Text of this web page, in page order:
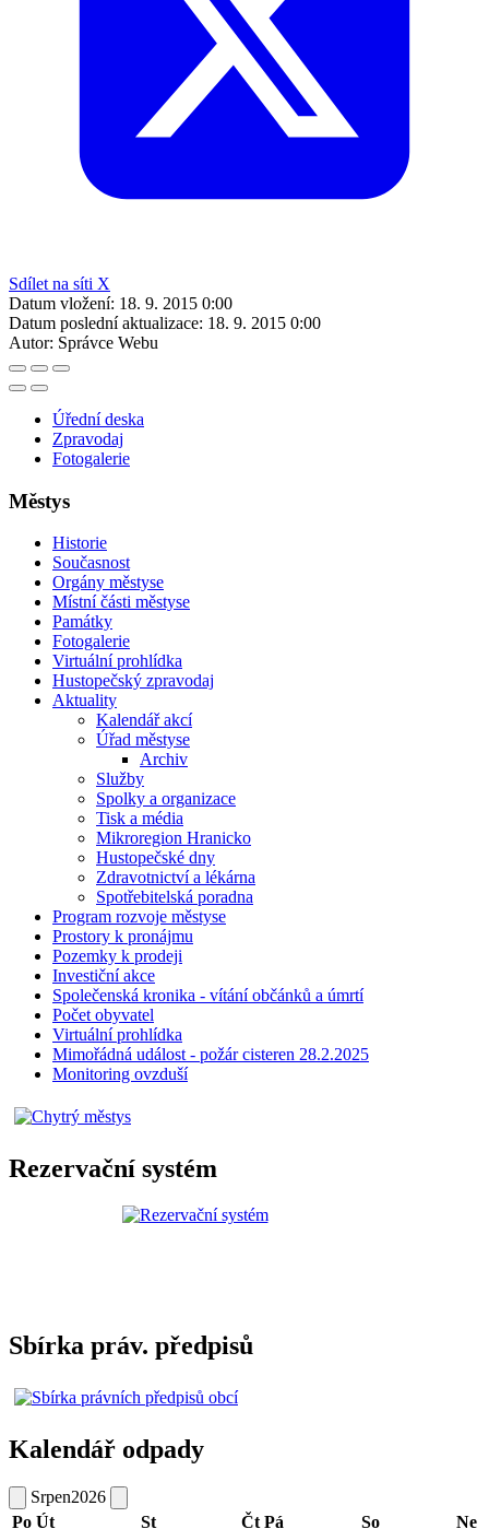
Sdílet na síti X
Datum vložení: 18. 9. 2015 0:00
Datum poslední aktualizace: 18. 9. 2015 0:00
Autor: Správce Webu
Úřední deska
Zpravodaj
Fotogalerie
Městys
Historie
Současnost
Orgány městyse
Místní části městyse
Památky
Fotogalerie
Virtuální prohlídka
Hustopečský zpravodaj
Aktuality
Kalendář akcí
Úřad městyse
Archiv
Služby
Spolky a organizace
Tisk a média
Mikroregion Hranicko
Hustopečské dny
Zdravotnictví a lékárna
Spotřebitelská poradna
Program rozvoje městyse
Prostory k pronájmu
Pozemky k prodeji
Investiční akce
Společenská kronika - vítání občánků a úmrtí
Počet obyvatel
Virtuální prohlídka
Mimořádná událost - požár cisteren 28.2.2025
Monitoring ovzduší
Rezervační systém
Sbírka práv. předpisů
Kalendář odpady
Srpen2026
Po Út St Čt Pá So Ne